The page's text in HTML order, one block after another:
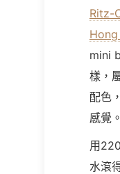
Ritz-
mini
樣，
配色
感覺。
用
水滾